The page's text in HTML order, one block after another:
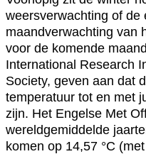
weersverwachting of de
maandverwachting van
voor de komende
International Research
Society, geven aan dat
temperatuur tot en met
zijn. Het Engelse Met
wereldgemiddelde
komen op 14,57 °C